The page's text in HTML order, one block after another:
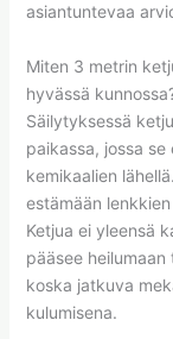
asiantuntevaa
Miten 3 metrin
hyvässä
Säilytyksessä
paikassa, jossa
kemikaalien
estämään
Ketjua ei yleensä
pääsee
koska jatkuva
kulumisena.